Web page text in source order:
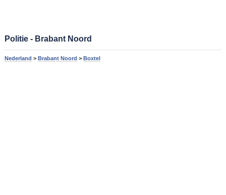
Politie - Brabant Noord
Nederland > Brabant Noord > Boxtel